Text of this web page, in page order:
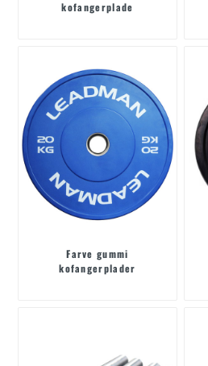
kofangerplade
Farve gummi
kofangerplader